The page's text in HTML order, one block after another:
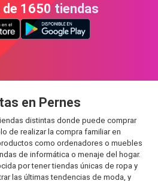
1650 tiendas
en Pernes
distintas donde puede comprar
de realizar la compra familiar en
como ordenadores o muebles
de informática o menaje del hogar.
por tener tiendas únicas de ropa y
las últimas tendencias de moda, y